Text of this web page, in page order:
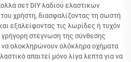
σετ DIY λαδιού ελαστικών
χρήστη, διασφαλίζοντας τη σωστή
εξαλείφοντας τις λωρίδες ή τυχόν
στέγνωση της σύνθεσης
να ολοκληρώνουν ολόκληρα οχήματα
απαιτεί μόνο λίγα λεπτά για να